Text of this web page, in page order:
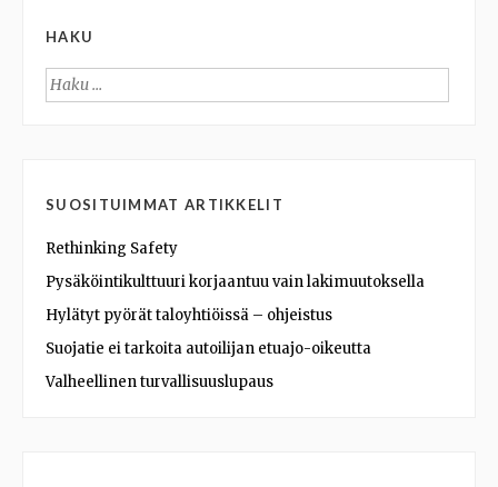
HAKU
Haku:
SUOSITUIMMAT ARTIKKELIT
Rethinking Safety
Pysäköintikulttuuri korjaantuu vain lakimuutoksella
Hylätyt pyörät taloyhtiöissä – ohjeistus
Suojatie ei tarkoita autoilijan etuajo-oikeutta
Valheellinen turvallisuuslupaus